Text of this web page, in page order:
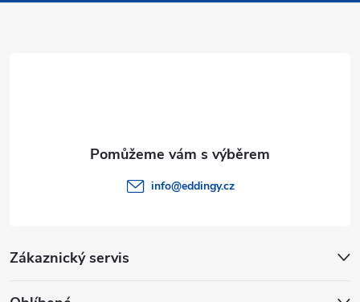
Zákaznický servis
info@eddingy.cz